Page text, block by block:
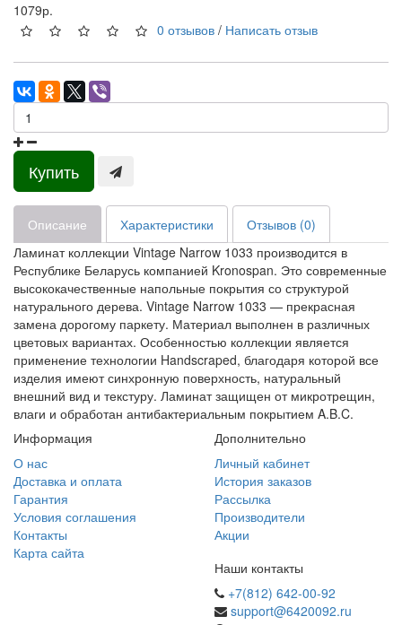
1079р.
0 отзывов / Написать отзыв
Купить
Описание Характеристики
Отзывов (0)
Ламинат коллекции Vintage Narrow 1033 производится в
Республике Беларусь компанией Kronospan. Это современные
высококачественные напольные покрытия со структурой
натурального дерева. Vintage Narrow 1033 — прекрасная
замена дорогому паркету. Материал выполнен в различных
цветовых вариантах. Особенностью коллекции является
применение технологии Handscraped, благодаря которой все
изделия имеют синхронную поверхность, натуральный
внешний вид и текстуру. Ламинат защищен от микротрещин,
влаги и обработан антибактериальным покрытием A.B.C.
Информация
О нас
Доставка и оплата
Гарантия
Условия соглашения
Контакты
Карта сайта
Дополнительно
Личный кабинет
История заказов
Рассылка
Производители
Акции
Наши контакты
+7(812) 642-00-92
support@6420092.ru